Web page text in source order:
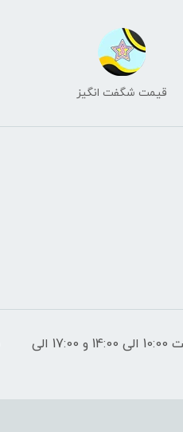
قیمت شگفت انگیز
ساعات پاسخگویی: فقط روزهای غیر تعطیل از ساعت 10:00 الی 14:00 و 17:00 الی